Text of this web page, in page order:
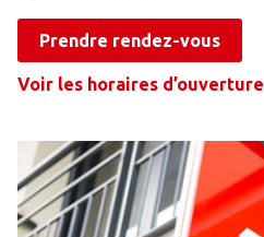
Prendre rendez-vous
Voir les horaires d’ouverture